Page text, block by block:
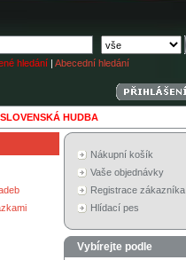
hledání | Abecední hledání
HUDBA
Nákupní košík
Vaše objednávky
Registrace zákazníka
Hlídací pes
Vybírejte podle